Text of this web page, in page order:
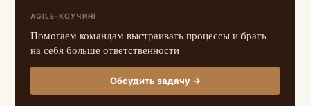
AGILE-КОУЧИНГ
Помогаем командам выстраивать процессы и брать
на себя больше ответственности
Обсудить задачу →